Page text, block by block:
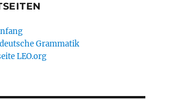
Grammatik
LEO.org